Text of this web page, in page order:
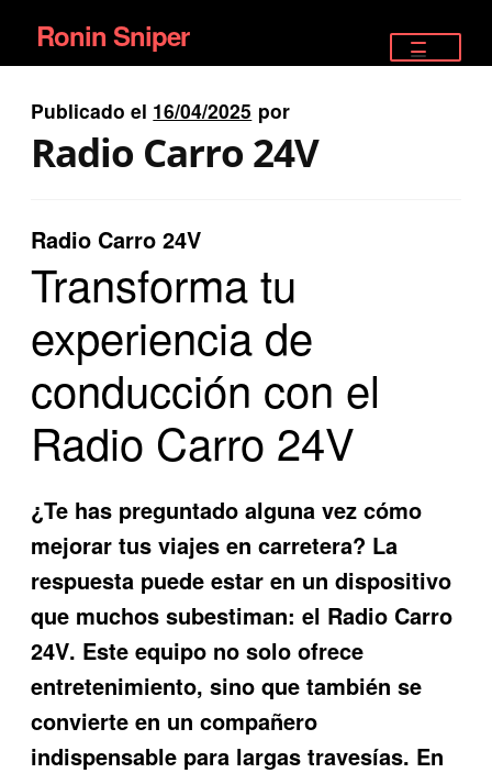
Ir
a
la
navegación
Ir
al
contenido
Ronin Sniper
EQUIPAMIENTO ÉLITE
RIFLES DEPORTIVOS
SATELITALES
Publicado el 16/04/2025 por
Radio Carro 24V
Radio Carro 24V
Transforma tu
experiencia de
conducción con el
Radio Carro 24V
¿Te has preguntado alguna vez cómo
mejorar tus viajes en carretera? La
respuesta puede estar en un dispositivo
que muchos subestiman: el Radio Carro
24V. Este equipo no solo ofrece
entretenimiento, sino que también se
convierte en un compañero
indispensable para largas travesías. En